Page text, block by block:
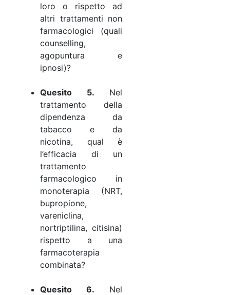
loro o rispetto ad
altri trattamenti non
farmacologici (quali
counselling,
agopuntura e
ipnosi)?
Quesito 5. Nel
trattamento della
dipendenza da
tabacco e da
nicotina, qual è
l’efficacia di un
trattamento
farmacologico in
monoterapia (NRT,
bupropione,
vareniclina,
nortriptilina, citisina)
rispetto a una
farmacoterapia
combinata?
Quesito 6. Nel